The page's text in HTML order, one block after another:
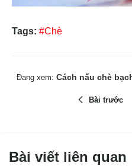
Tags: #Chè
Đang xem: Cách nấu chè bạch quả
Bài trước
Bài viết liên quan